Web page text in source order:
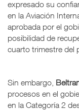
expresado su
en la Aviación
aprobada por el
posibilidad de
cuarto trimestre del
Sin embargo,
procesos en el
en la Categoría 2